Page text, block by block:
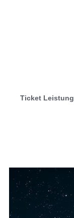
Ticket Leistung